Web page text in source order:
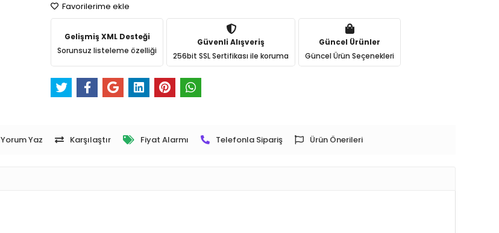
Favorilerime ekle
Gelişmiş XML Desteği
Sorunsuz listeleme özelliği
Güvenli Alışveriş
256bit SSL Sertifikası ile koruma
Güncel Ürünler
Güncel Ürün Seçenekleri
Yorum Yaz Karşılaştır Fiyat Alarmı Telefonla Sipariş Ürün Önerileri